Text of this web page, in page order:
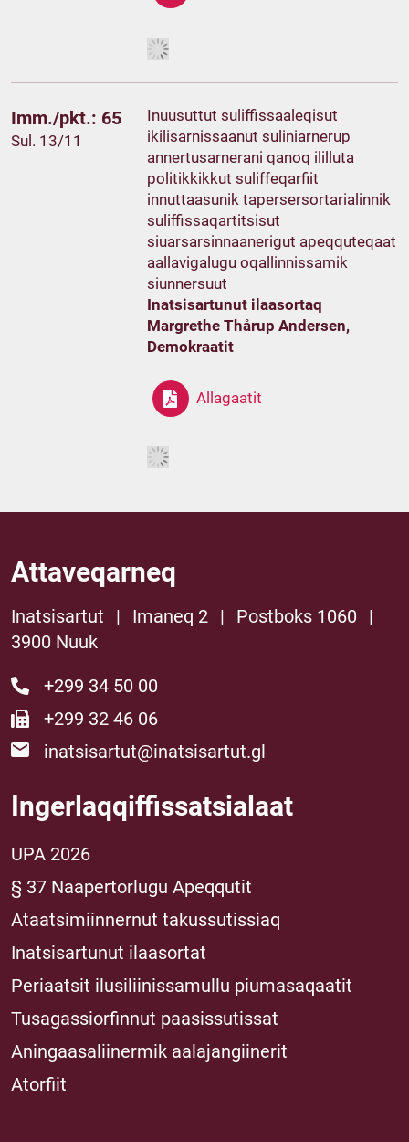
Imm./pkt.: 65
Sul. 13/11
Inuusuttut suliffissaaleqisut
ikilisarnissaanut suliniarnerup
annertusarnerani qanoq ililluta
politikkikkut suliffeqarfiit
innuttaasunik tapersersortarialinnik
suliffissaqartitsisut
siuarsarsinnaanerigut apeqquteqaat
aallavigalugu oqallinnissamik
siunnersuut
Inatsisartunut ilaasortaq
Margrethe Thårup Andersen,
Demokraatit
Allagaatit
Attaveqarneq
Inatsisartut | Imaneq 2 | Postboks 1060
|
3900 Nuuk
+299 34 50 00
+299 32 46 06
inatsisartut@inatsisartut.gl
Ingerlaqqiffissatsialaat
UPA 2026
§ 37 Naapertorlugu Apeqqutit
Ataatsimiinnernut takussutissiaq
Inatsisartunut ilaasortat
Periaatsit ilusiliinissamullu piumasaqaatit
Tusagassiorfinnut paasissutissat
Aningaasaliinermik aalajangiinerit
Atorfiit